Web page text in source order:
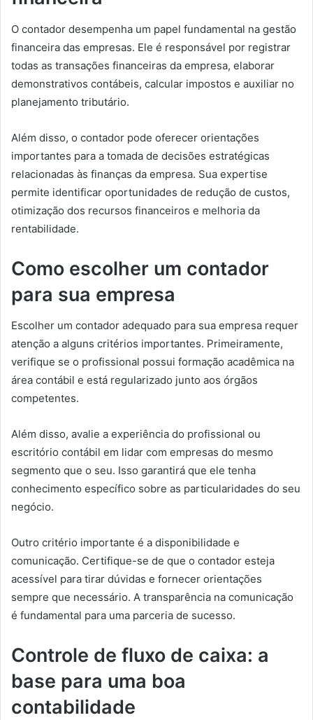
O contador desempenha um papel fundamental na gestão
financeira das empresas. Ele é responsável por registrar
todas as transações financeiras da empresa, elaborar
demonstrativos contábeis, calcular impostos e auxiliar no
planejamento tributário.
Além disso, o contador pode oferecer orientações
importantes para a tomada de decisões estratégicas
relacionadas às finanças da empresa. Sua expertise
permite identificar oportunidades de redução de custos,
otimização dos recursos financeiros e melhoria da
rentabilidade.
Como escolher um contador
para sua empresa
Escolher um contador adequado para sua empresa requer
atenção a alguns critérios importantes. Primeiramente,
verifique se o profissional possui formação acadêmica na
área contábil e está regularizado junto aos órgãos
competentes.
Além disso, avalie a experiência do profissional ou
escritório contábil em lidar com empresas do mesmo
segmento que o seu. Isso garantirá que ele tenha
conhecimento específico sobre as particularidades do seu
negócio.
Outro critério importante é a disponibilidade e
comunicação. Certifique-se de que o contador esteja
acessível para tirar dúvidas e fornecer orientações
sempre que necessário. A transparência na comunicação
é fundamental para uma parceria de sucesso.
Controle de fluxo de caixa: a
base para uma boa
contabilidade